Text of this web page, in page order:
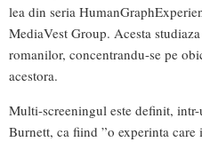
lea din seria
MediaVest Group. Acesta
romanilor, concentrandu-se pe
acestora.
Multi-screeningul este definit,
Burnett, ca fiind ”o experinta care